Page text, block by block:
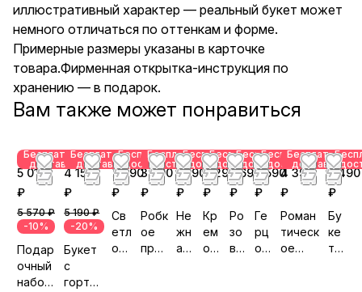
иллюстративный характер — реальный букет может
немного отличаться по оттенкам и форме.
Примерные размеры указаны в карточке
товара.Фирменная открытка-инструкция по
хранению — в подарок.
Вам также может понравиться
Бесплатная
доставка
5 013
₽
5 570 ₽
-10%
Подар
очный
набор
Бесплатная
доставка
4 152
₽
5 190 ₽
-20%
Букет
с
горте
Бесплатная
доставка
7 390
₽
Св
етл
ое
Бесплатная
доставка
3 890
₽
Робк
ое
про
Бесплатная
доставка
6 190
₽
Не
жн
ая
Бесплатная
доставка
4 290
₽
Кр
ем
ов
Бесплатная
доставка
5 690
₽
Ро
зо
вы
Бесплатная
доставка
6 590
₽
Ге
рц
ог
Бесплатная
доставка
4 390
₽
Роман
тическ
ое
5 490
₽
Бу
ке
т